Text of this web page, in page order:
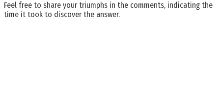
Feel free to share your triumphs in the comments, indicating the
time it took to discover the answer.